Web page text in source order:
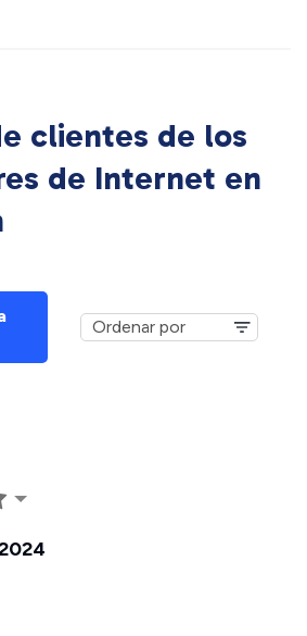
clientes de los
de Internet en